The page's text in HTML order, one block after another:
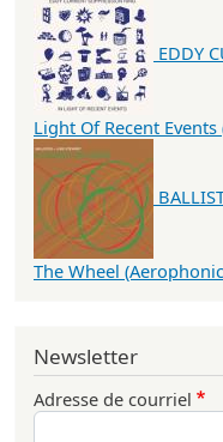
EDDY
Light Of Recent Events
The Wheel
Newsletter
Adresse de courriel